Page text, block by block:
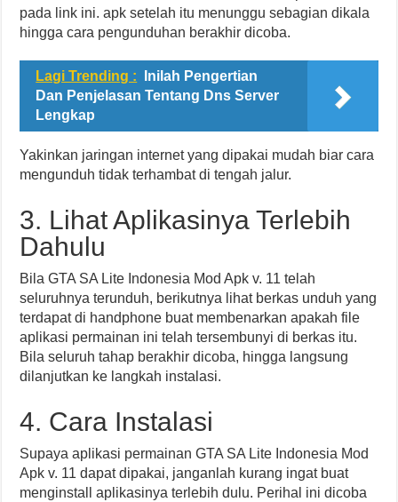
pada link ini. apk setelah itu menunggu sebagian dikala
hingga cara pengunduhan berakhir dicoba.
Lagi Trending :
Inilah Pengertian
Dan Penjelasan Tentang Dns Server
Lengkap
Yakinkan jaringan internet yang dipakai mudah biar cara
mengunduh tidak terhambat di tengah jalur.
3. Lihat Aplikasinya Terlebih
Dahulu
Bila GTA SA Lite Indonesia Mod Apk v. 11 telah
seluruhnya terunduh, berikutnya lihat berkas unduh yang
terdapat di handphone buat membenarkan apakah file
aplikasi permainan ini telah tersembunyi di berkas itu.
Bila seluruh tahap berakhir dicoba, hingga langsung
dilanjutkan ke langkah instalasi.
4. Cara Instalasi
Supaya aplikasi permainan GTA SA Lite Indonesia Mod
Apk v. 11 dapat dipakai, janganlah kurang ingat buat
menginstall aplikasinya terlebih dulu. Perihal ini dicoba